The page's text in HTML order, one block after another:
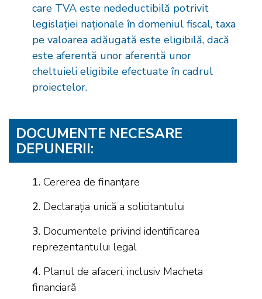
care TVA este nedeductibilă potrivit
legislației naționale în domeniul fiscal, taxa
pe valoarea adăugată este eligibilă, dacă
este aferentă unor aferentă unor
cheltuieli eligibile efectuate în cadrul
proiectelor.
DOCUMENTE NECESARE
DEPUNERII:
1. Cererea de finanțare
2. Declarația unică a solicitantului
3. Documentele privind identificarea
reprezentantului legal
4. Planul de afaceri, inclusiv Macheta
financiară